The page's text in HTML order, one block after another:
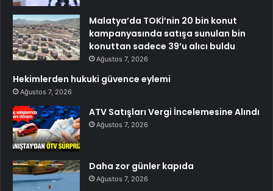
Malatya’da TOKİ’nin 20 bin konut
kampanyasında satışa sunulan bin
konuttan sadece 39’u alıcı buldu
Ağustos 7, 2026
Hekimlerden hukuki güvence eylemi
Ağustos 7, 2026
ATV Satışları Vergi İncelemesine Alındı
Ağustos 7, 2026
Daha zor günler kapıda
Ağustos 7, 2026